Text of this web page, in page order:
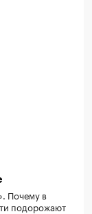
Почему в
подорожают